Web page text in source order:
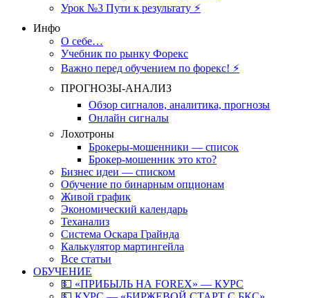
Урок №3 Пути к результату ⚡️
Инфо
О себе…
Учебник по рынку Форекс
Важно перед обучением по форекс! ⚡
ПРОГНОЗЫ-АНАЛИЗ
Обзор сигналов, аналитика, прогнозы
Онлайн сигналы
Лохотроны
Брокеры-мошенники — список
Брокер-мошенник это кто?
Бизнес идеи — списком
Обучение по бинарным опционам
Живой график
Экономический календарь
Теханализ
Система Оскара Грайнда
Калькулятор мартингейла
Все статьи
ОБУЧЕНИЕ
💵 «ПРИБЫЛЬ НА FOREX» — КУРС